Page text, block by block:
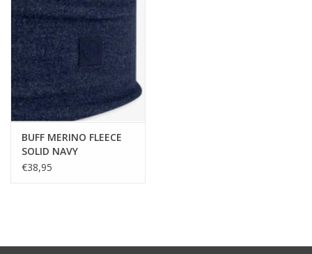
BUFF MERINO FLEECE
SOLID NAVY
€38,95